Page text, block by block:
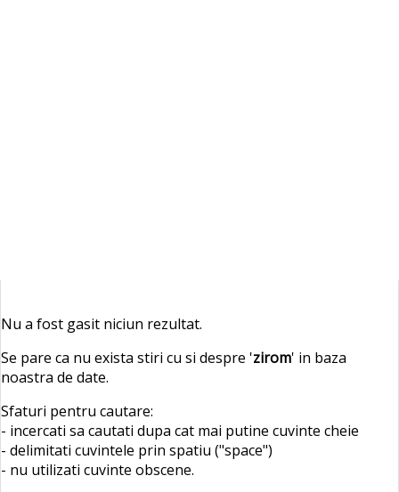
Nu a fost gasit niciun rezultat.
Se pare ca nu exista stiri cu si despre 'zirom' in baza
noastra de date.
Sfaturi pentru cautare:
- incercati sa cautati dupa cat mai putine cuvinte cheie
- delimitati cuvintele prin spatiu ("space")
- nu utilizati cuvinte obscene.